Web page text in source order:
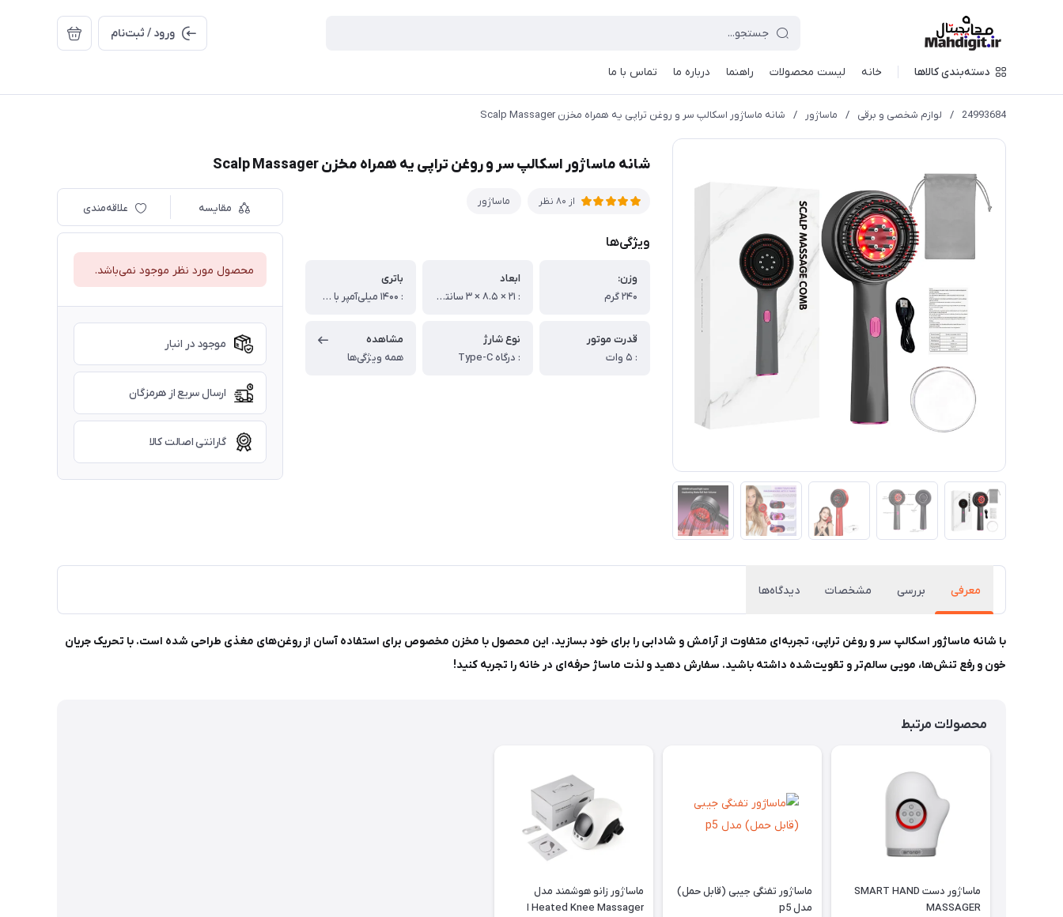
ورود / ثبت‌نام
دسته‌بندی کالاها خانه لیست محصولات راهنما درباره ما تماس با ما
24993684
/ لوازم شخصی و برقی / ماساژور / شانه ماساژور اسکالپ سر و روغن تراپی یه همراه مخزن Scalp Massager
شانه ماساژور اسکالپ سر و روغن تراپی یه همراه مخزن Scalp Massager
از 80 نظر ماساژور
ویژگی‌ها
وزن:
۲۴۰ گرم
ابعاد
: ۲۱ × ۸.۵ × ۳ سانتی‌متر
باتری
: ۱۴۰۰ میلی‌آمپر با شارژ سریع ۴۰ دقیقه
قدرت موتور
: ۵ وات
نوع شارژ
: درگاه Type-C
مشاهده
همه ویژگی‌ها
مقایسه علاقه‌مندی
محصول مورد نظر موجود نمی‌باشد.
موجود در انبار
ارسال سریع از هرمزگان
گارانتی اصالت کالا
معرفی بررسی مشخصات دیدگاه‌ها
با شانه ماساژور اسکالپ سر و روغن تراپی، تجربه‌ای متفاوت از آرامش و شادابی را برای خود بسازید. این محصول با مخزن مخصوص برای استفاده آسان از روغن‌های مغذی طراحی شده است. با تحریک جریان
خون و رفع تنش‌ها، مویی سالم‌تر و تقویت‌شده داشته باشید. سفارش دهید و لذت ماساژ حرفه‌ای در خانه را تجربه کنید!
محصولات مرتبط
ماساژور دست SMART HAND
MASSAGER
ماساژور تفنگی جیبی (قابل حمل)
مدل p5
ماساژور زانو هوشمند مدل
Heated Knee Massager ا